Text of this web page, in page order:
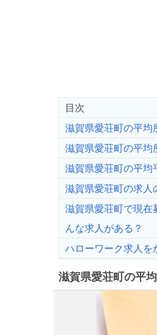
目次
滋賀県愛荘町の平均
滋賀県愛荘町の平均
滋賀県愛荘町の平均
滋賀県愛荘町の求人
滋賀県愛荘町で現在
んな求人がある？
ハローワーク求人を
滋賀県愛荘町の平均